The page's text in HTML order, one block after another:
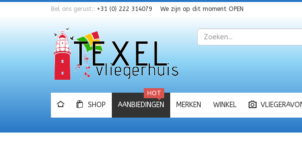
Bel ons gerust:: +31 (0) 222 314079 We zijn op dit moment OPEN
Zoeken
SHOP AANBIEDINGEN
HOT
MERKEN WINKEL